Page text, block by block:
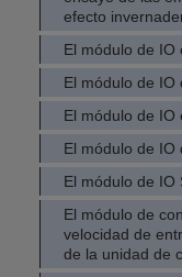
efecto
El módulo de IO
El módulo de IO
El módulo de IO
El módulo de IO
El módulo de IO
El módulo de
velocidad de
de la unidad de